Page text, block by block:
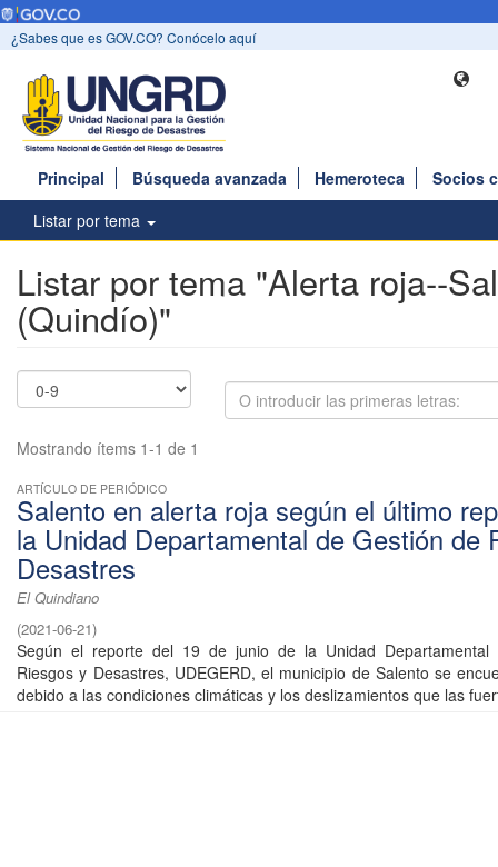
¿Sabes que es GOV.CO? Conócelo aquí
Principal Búsqueda avanzada Hemeroteca
Socios
Listar por tema
Listar por tema "Alerta roja--
(Quindío)"
Mostrando ítems 1-1 de 1
ARTÍCULO DE PERIÓDICO
Salento en alerta roja según el último
la Unidad Departamental de Gestión de
Desastres
El Quindiano
(2021-06-21)
Según el reporte del 19 de junio de la Unidad Departamental
Riesgos y Desastres, UDEGERD, el municipio de Salento se
debido a las condiciones climáticas y los deslizamientos que las